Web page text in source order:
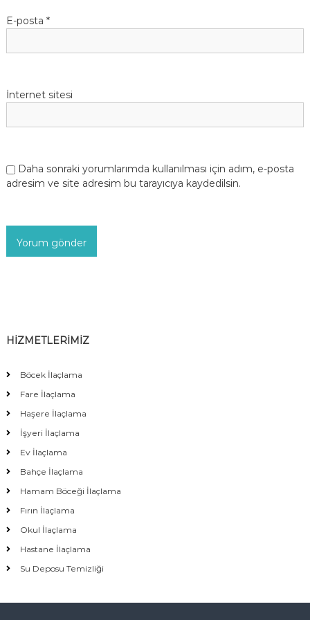
E-posta *
İnternet sitesi
Daha sonraki yorumlarımda kullanılması için adım, e-posta
adresim ve site adresim bu tarayıcıya kaydedilsin.
HİZMETLERİMİZ
Böcek İlaçlama
Fare İlaçlama
Haşere İlaçlama
İşyeri İlaçlama
Ev İlaçlama
Bahçe İlaçlama
Hamam Böceği İlaçlama
Fırın İlaçlama
Okul İlaçlama
Hastane İlaçlama
Su Deposu Temizliği